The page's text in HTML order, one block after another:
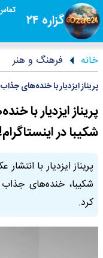
گزاره ۲۴
خانه فرهنگ و هنر
پریناز ایزدیار با خنده‌های
پریناز ایزدیار با
شکیبا در اینستاگرام!
پریناز ایزدیار با
شکیبا، خنده‌های
کرد.